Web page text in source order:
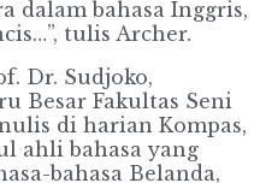
dalam bahasa Inggris,
tulis Archer.
Dr. Sudjoko,
Besar Fakultas Seni
di harian Kompas,
ahli bahasa yang
bahasa Belanda,